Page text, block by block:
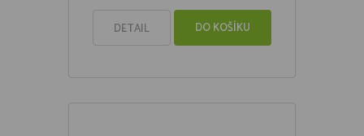
DETAIL DO KOŠÍKU